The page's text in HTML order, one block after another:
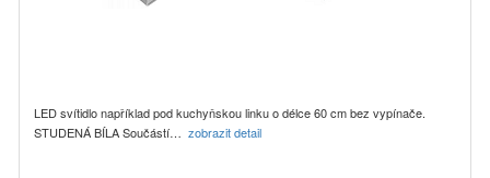
LED svítidlo například pod kuchyňskou linku o délce 60 cm bez vypínače.
STUDENÁ BÍLA Součástí… zobrazit detail